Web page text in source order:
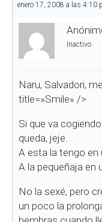
enero 17, 2008 a las 4:10
Inactivo
Naru, Salvadori,
title=»Smile» />
Si que va
queda, jeje.
A esta la tengo en
A la pequeñaja en
No la sexé, pero
un poco la